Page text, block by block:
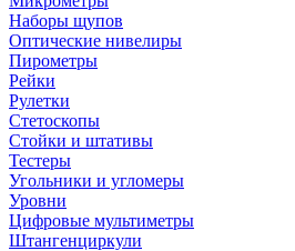
Наборы щупов
Оптические нивелиры
Пирометры
Рейки
Рулетки
Стетоскопы
Стойки и штативы
Тестеры
Угольники и угломеры
Уровни
Цифровые мультиметры
Штангенциркули